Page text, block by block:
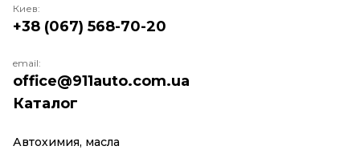
Каталог
Автохимия, масла
Киев:
+38 (067) 568-70-20
email:
office@911auto.com.ua